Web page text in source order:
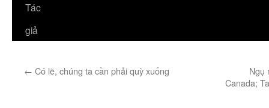
Tác
giả
← Có lẽ, chúng ta cần phải quỳ xuống
Ngụ
Canada;